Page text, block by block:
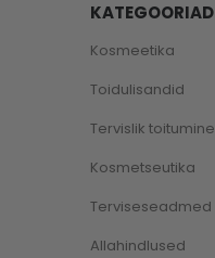
KATEGOORIAD
Kosmeetika
Toidulisandid
Tervislik toitumine
Kosmetseutika
Terviseseadmed
Allahindlused